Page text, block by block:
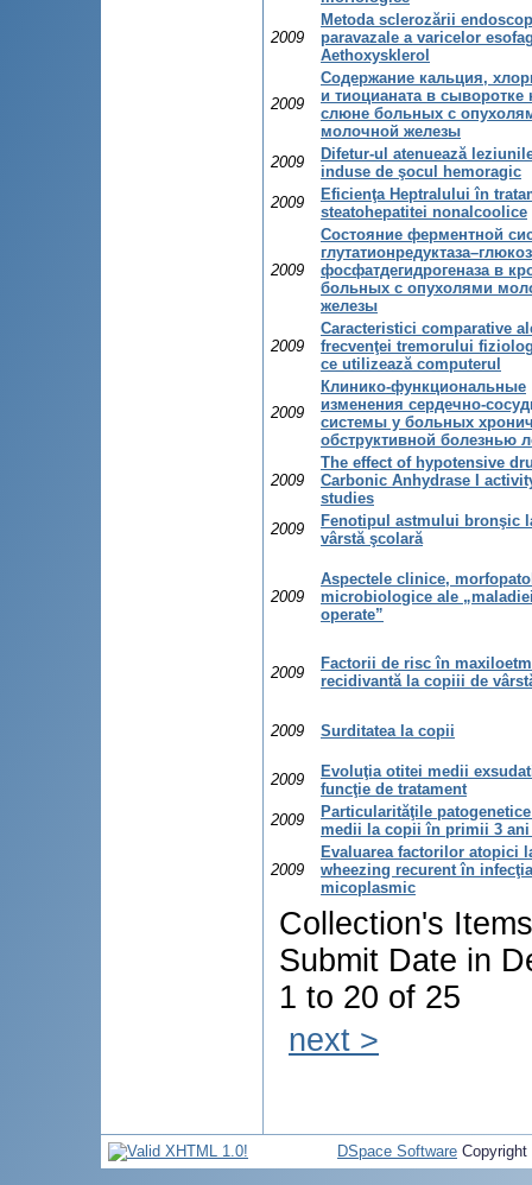
2009
Metoda sclerozării
paravazale a varicelor
Aethoxysklerol
2009
Содержание кальция,
и тиоцианата в сыворотке
слюне больных с
молочной железы
2009
Difetur-ul atenuează
induse de şocul hemoragic
2009
Eficienţa Heptralului în
steatohepatitei nonalcoolice
2009
Состояние ферментной
фосфатдегидрогеназа в
больных с опухолями
железы
2009
Caracteristici comparative
frecvenţei tremorului
ce utilizează computerul
2009
Клинико-функциональные
изменения сердечно-
системы у больных
обструктивной болезнью
2009
The effect of hypotensive
Carbonic Anhydrase I
studies
2009
Fenotipul astmului bronşic
vârstă şcolară
2009
Aspectele clinice,
microbiologice ale
operate”
2009
Factorii de risc în
recidivantă la copiii de
2009 Surditatea la copii
2009
Evoluţia otitei medii
funcţie de tratament
2009
Particularităţile
medii la copii în primii 3 ani
2009
Evaluarea factorilor atopici
wheezing recurent în infecţia
micoplasmic
Collection's
Submit Date in
1 to 20 of 25
next >
DSpace Software